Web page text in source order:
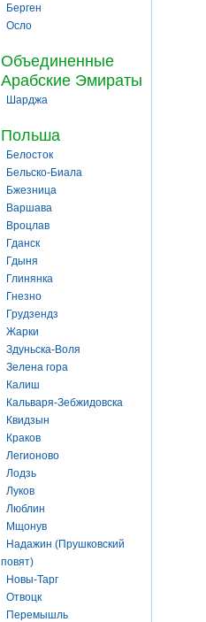
Берген
Осло
Объединенные
Арабские Эмираты
Шарджа
Польша
Белосток
Бельско-Биала
Бжезница
Варшава
Вроцлав
Гданск
Гдыня
Глинянка
Гнезно
Грудзендз
Жарки
Здуньска-Воля
Зелена гора
Калиш
Кальваря-Зебжидовска
Квидзын
Краков
Легионово
Лодзь
Луков
Люблин
Мщонув
Надажин (Прушковский
повят)
Новы-Тарг
Отвоцк
Перемышль